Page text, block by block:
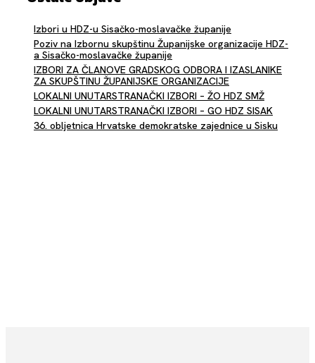
Izbori u HDZ-u Sisačko-moslavačke županije
Poziv na Izbornu skupštinu Županijske organizacije HDZ-
a Sisačko-moslavačke županije
IZBORI ZA ČLANOVE GRADSKOG ODBORA I IZASLANIKE
ZA SKUPŠTINU ŽUPANIJSKE ORGANIZACIJE
LOKALNI UNUTARSTRANAČKI IZBORI – ŽO HDZ SMŽ
LOKALNI UNUTARSTRANAČKI IZBORI – GO HDZ SISAK
36. obljetnica Hrvatske demokratske zajednice u Sisku